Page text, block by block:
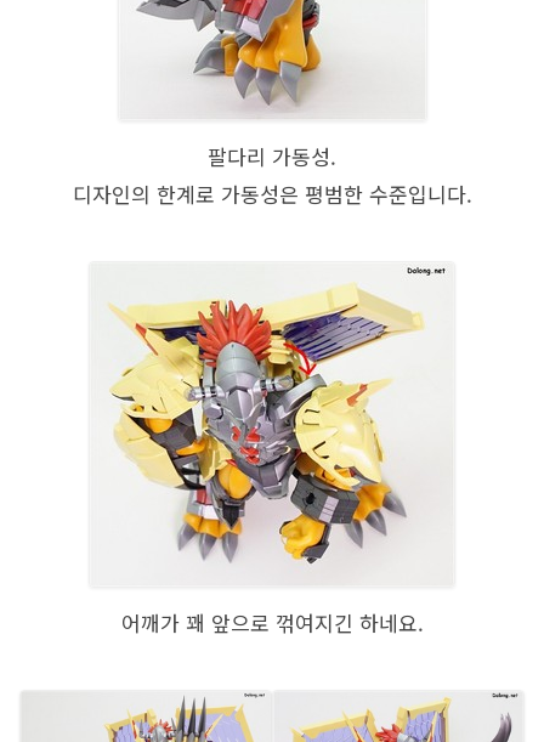
팔다리 가동성.
디자인의 한계로 가동성은 평범한 수준입니다.
어깨가 꽤 앞으로 꺾여지긴 하네요.